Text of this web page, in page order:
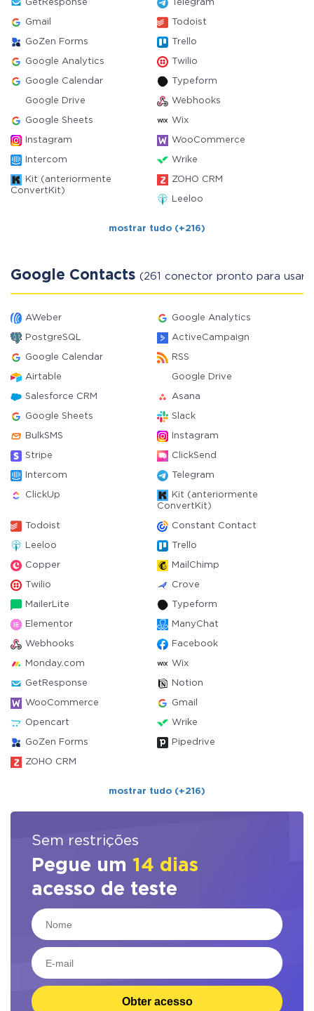
GetResponse Telegram
Gmail Todoist
GoZen Forms Trello
Google Analytics Twilio
Google Calendar Typeform
Google Drive Webhooks
Google Sheets Wix
Instagram WooCommerce
Intercom Wrike
Kit (anteriormente
ConvertKit)
ZOHO CRM
Leeloo
mostrar tudo (+216)
Google Contacts (261 conector pronto para usar)
AWeber Google Analytics
PostgreSQL ActiveCampaign
Google Calendar RSS
Airtable Google Drive
Salesforce CRM Asana
Google Sheets Slack
BulkSMS Instagram
Stripe ClickSend
Intercom Telegram
ClickUp
Kit (anteriormente
ConvertKit)
Todoist Constant Contact
Leeloo Trello
Copper MailChimp
Twilio Crove
MailerLite Typeform
Elementor ManyChat
Webhooks Facebook
Monday.com Wix
GetResponse Notion
WooCommerce Gmail
Opencart Wrike
GoZen Forms Pipedrive
ZOHO CRM
mostrar tudo (+216)
Sem restrições
Pegue um 14 dias
acesso de teste
Obter acesso